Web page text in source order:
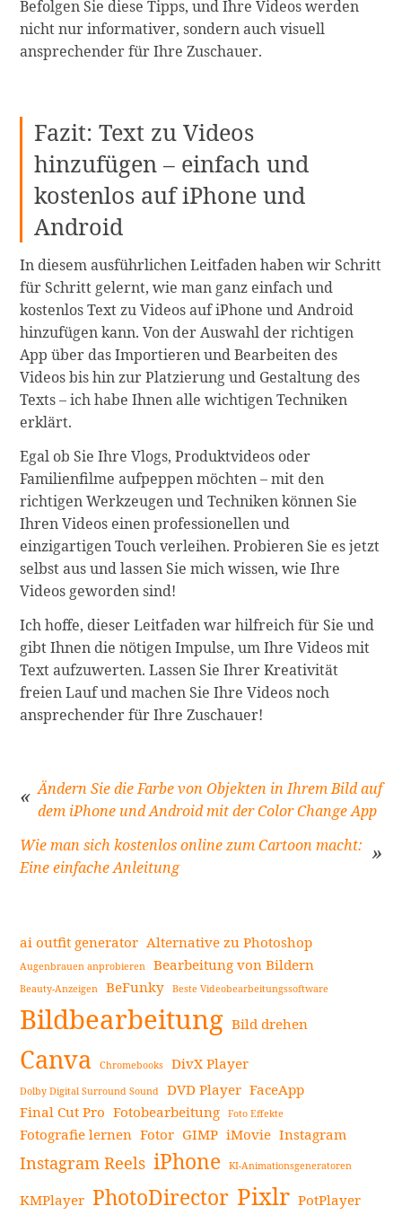
Befolgen Sie diese Tipps, und Ihre Videos werden
nicht nur informativer, sondern auch visuell
ansprechender für Ihre Zuschauer.
Fazit: Text zu Videos
hinzufügen – einfach und
kostenlos auf iPhone und
Android
In diesem ausführlichen Leitfaden haben wir Schritt
für Schritt gelernt, wie man ganz einfach und
kostenlos Text zu Videos auf iPhone und Android
hinzufügen kann. Von der Auswahl der richtigen
App über das Importieren und Bearbeiten des
Videos bis hin zur Platzierung und Gestaltung des
Texts – ich habe Ihnen alle wichtigen Techniken
erklärt.
Egal ob Sie Ihre Vlogs, Produktvideos oder
Familienfilme aufpeppen möchten – mit den
richtigen Werkzeugen und Techniken können Sie
Ihren Videos einen professionellen und
einzigartigen Touch verleihen. Probieren Sie es jetzt
selbst aus und lassen Sie mich wissen, wie Ihre
Videos geworden sind!
Ich hoffe, dieser Leitfaden war hilfreich für Sie und
gibt Ihnen die nötigen Impulse, um Ihre Videos mit
Text aufzuwerten. Lassen Sie Ihrer Kreativität
freien Lauf und machen Sie Ihre Videos noch
ansprechender für Ihre Zuschauer!
Beitragsnavigation
Ändern Sie die Farbe von Objekten in Ihrem Bild auf
dem iPhone und Android mit der Color Change App
Wie man sich kostenlos online zum Cartoon macht:
Eine einfache Anleitung
Seitenleiste
ai outfit generator Alternative zu Photoshop
Augenbrauen anprobieren Bearbeitung von Bildern
Beauty-Anzeigen BeFunky Beste Videobearbeitungssoftware
Bildbearbeitung Bild drehen
Canva Chromebooks DivX Player
Dolby Digital Surround Sound DVD Player FaceApp
Final Cut Pro Fotobearbeitung Foto Effekte
Fotografie lernen Fotor GIMP iMovie Instagram
Instagram Reels iPhone KI-Animationsgeneratoren
KMPlayer PhotoDirector Pixlr PotPlayer